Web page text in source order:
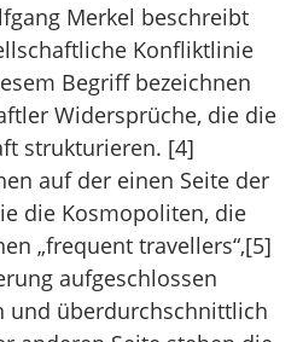
Merkel beschreibt
Konfliktlinie
Begriff bezeichnen
Widersprüche, die die
strukturieren. [4]
auf der einen Seite der
die Kosmopoliten, die
„frequent travellers“,[5]
aufgeschlossen
und überdurchschnittlich